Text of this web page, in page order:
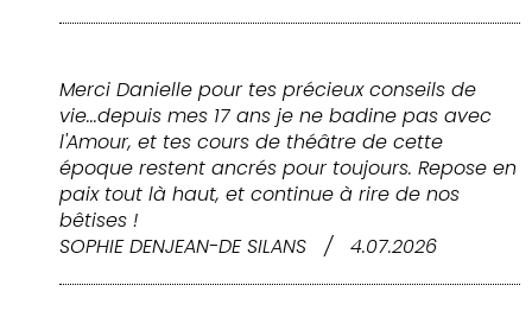
Merci Danielle pour tes précieux conseils de
vie...depuis mes 17 ans je ne badine pas avec
l'Amour, et tes cours de théâtre de cette
époque restent ancrés pour toujours. Repose en
paix tout là haut, et continue à rire de nos
bêtises !
SOPHIE DENJEAN-DE SILANS
/ 4.07.2026